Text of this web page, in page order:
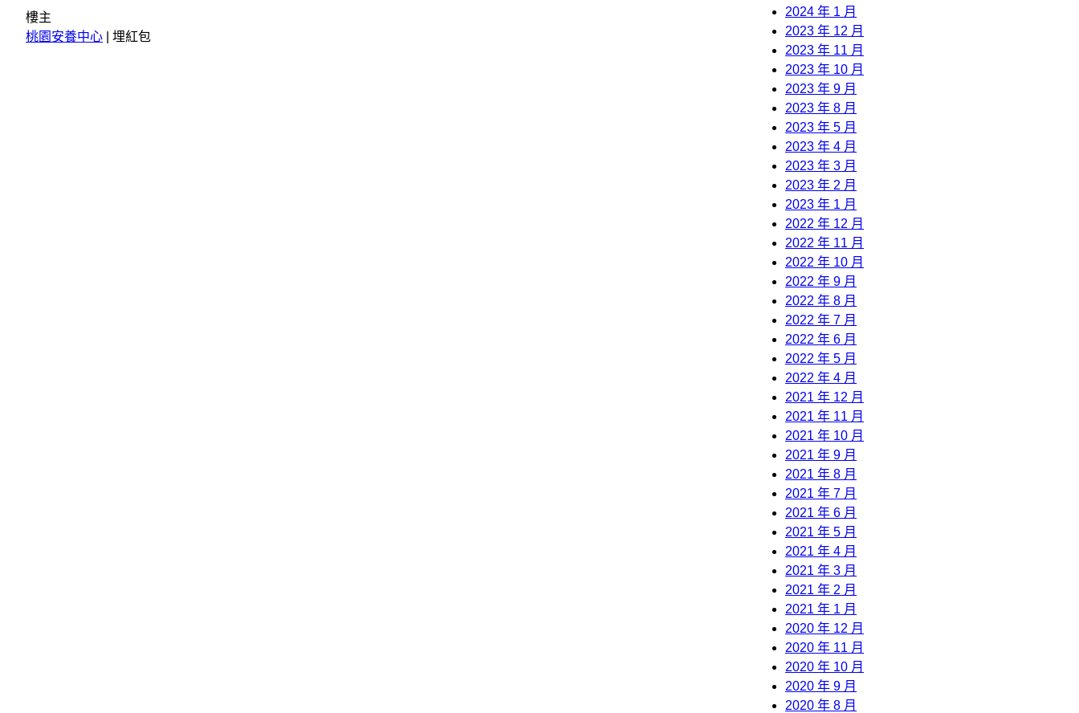
樓主
桃園安養中心
埋紅包
2024 年 1 月
2023 年 12 月
2023 年 11 月
2023 年 10 月
2023 年 9 月
2023 年 8 月
2023 年 5 月
2023 年 4 月
2023 年 3 月
2023 年 2 月
2023 年 1 月
2022 年 12 月
2022 年 11 月
2022 年 10 月
2022 年 9 月
2022 年 8 月
2022 年 7 月
2022 年 6 月
2022 年 5 月
2022 年 4 月
2021 年 12 月
2021 年 11 月
2021 年 10 月
2021 年 9 月
2021 年 8 月
2021 年 7 月
2021 年 6 月
2021 年 5 月
2021 年 4 月
2021 年 3 月
2021 年 2 月
2021 年 1 月
2020 年 12 月
2020 年 11 月
2020 年 10 月
2020 年 9 月
2020 年 8 月